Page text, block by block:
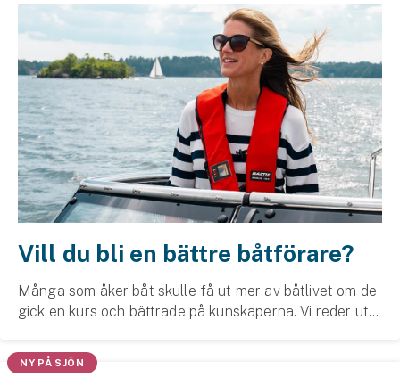
Vill du bli en bättre båtförare?
Många som åker båt skulle få ut mer av båtlivet om de
gick en kurs och bättrade på kunskaperna. Vi reder ut
NY PÅ SJÖN